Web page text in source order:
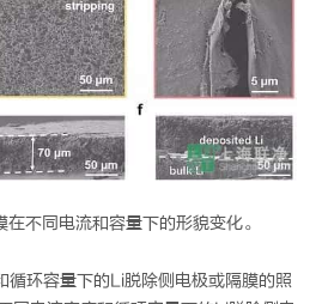
不同电流和容量下的形貌变化。
环容量下的Li脱除侧电极或隔膜的照